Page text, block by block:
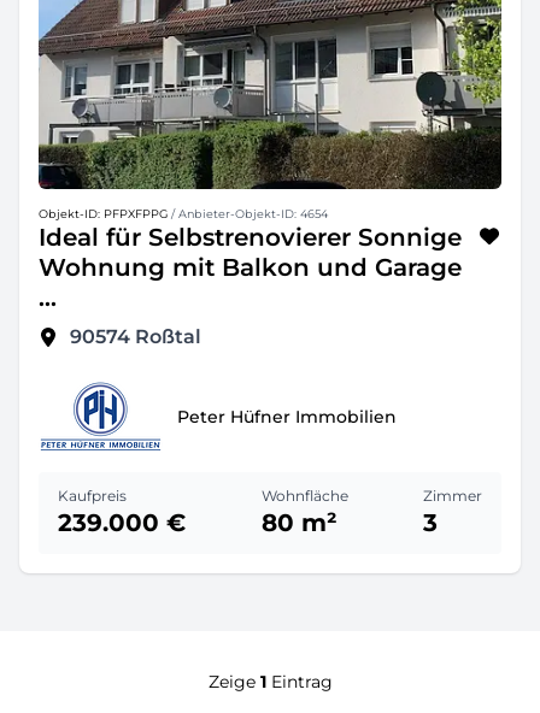
Objekt-ID: PFPXFPPG / Anbieter-Objekt-ID: 4654
Ideal für Selbstrenovierer Sonnige
Wohnung mit Balkon und Garage
...
90574 Roßtal
Peter Hüfner Immobilien
Kaufpreis
239.000 €
Wohnfläche
80 m²
Zimmer
3
Zeige 1Eintrag